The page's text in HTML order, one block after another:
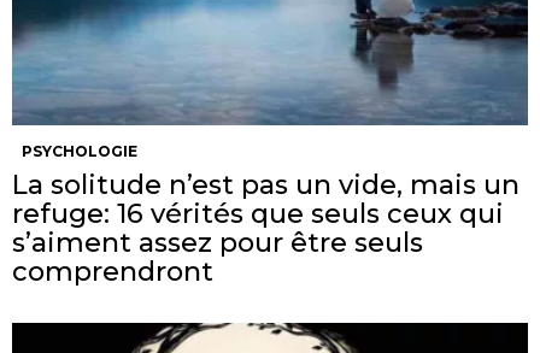
PSYCHOLOGIE
La solitude n’est pas un vide, mais un
refuge: 16 vérités que seuls ceux qui
s’aiment assez pour être seuls
comprendront